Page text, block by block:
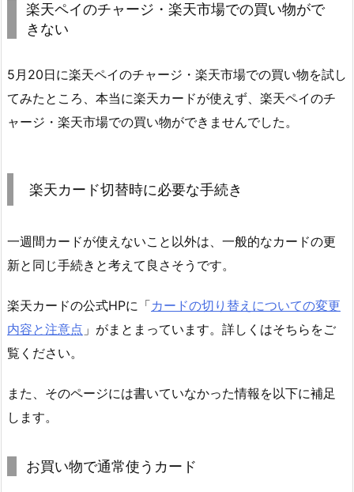
楽天ペイのチャージ・楽天市場での買い物がで
きない
5月20日に楽天ペイのチャージ・楽天市場での買い物を試し
てみたところ、本当に楽天カードが使えず、楽天ペイのチ
ャージ・楽天市場での買い物ができませんでした。
楽天カード切替時に必要な手続き
一週間カードが使えないこと以外は、一般的なカードの更
新と同じ手続きと考えて良さそうです。
楽天カードの公式HPに「カードの切り替えについての変更
内容と注意点 」がまとまっています。詳しくはそちらをご
覧ください。
また、そのページには書いていなかった情報を以下に補足
します。
お買い物で通常使うカード